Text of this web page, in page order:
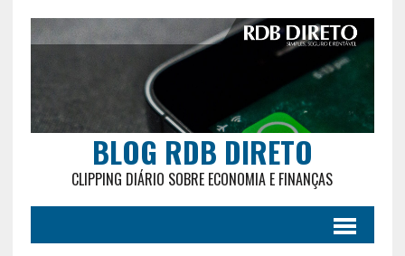
BLOG RDB DIRETO
CLIPPING DIÁRIO SOBRE ECONOMIA E FINANÇAS